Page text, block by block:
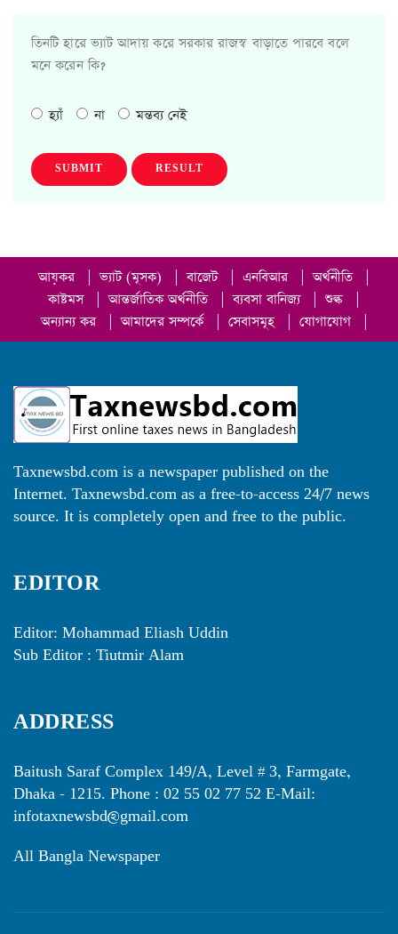
তিনটি হারে ভ্যাট আদায় করে সরকার রাজস্ব বাড়াতে পারবে বলে
মনে করেন কি?
হ্যাঁ না মন্তব্য নেই
SUBMIT RESULT
আয়কর ভ্যাট (মূসক) বাজেট এনবিআর অর্থনীতি
কাষ্টমস
আন্তর্জাতিক অর্থনীতি ব্যবসা বানিজ্য শুল্ক
অন্যান্য কর
আমাদের সম্পর্কে সেবাসমূহ যোগাযোগ
Taxnewsbd.com is a newspaper published on the
Internet. Taxnewsbd.com as a free-to-access 24/7 news
source. It is completely open and free to the public.
EDITOR
Editor: Mohammad Eliash Uddin
Sub Editor : Tiutmir Alam
ADDRESS
Baitush Saraf Complex 149/A, Level # 3, Farmgate,
Dhaka - 1215. Phone : 02 55 02 77 52 E-Mail:
infotaxnewsbd@gmail.com
All Bangla Newspaper